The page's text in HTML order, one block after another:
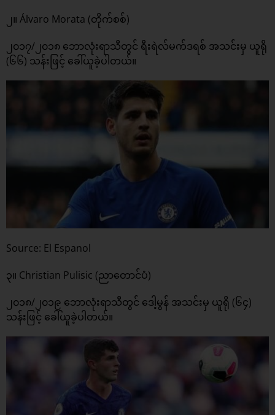
၂။ Álvaro Morata (တိုက်စစ်)
၂၀၁၇/၂၀၁၈ ဘောလုံးရာသီတွင် ရီးရဲလ်မက်ဒရစ် အသင်းမှ ယူရို
(၆၆) သန်းဖြင့် ခေါ်ယူခဲ့ပါတယ်။
Source: El Espanol
၃။ Christian Pulisic (ညာတောင်ပံ)
၂၀၁၈/၂၀၁၉ ဘောလုံးရာသီတွင် ဒေါ့မွန် အသင်းမှ ယူရို (၆၄)
သန်းဖြင့် ခေါ်ယူခဲ့ပါတယ်။